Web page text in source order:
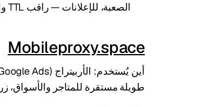
الصعبة، للإعلانات — راقب TTL والتناوب.
Mobileproxy.space
طويلة مستقرة للمتاجر والأسواق،